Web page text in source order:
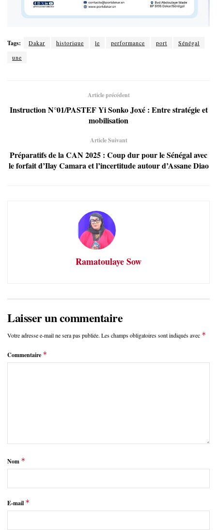
Tags: Dakar historique le performance port
Sénégal
une
Article précédent
Instruction N°01/PASTEF Yi Sonko Joxé : Entre stratégie et
mobilisation
Article Suivant
Préparatifs de la CAN 2025 : Coup dur pour le Sénégal avec
le forfait d’Ilay Camara et l’incertitude autour d’Assane Diao
Ramatoulaye Sow
Laisser un commentaire
Votre adresse e-mail ne sera pas publiée. Les champs obligatoires sont indiqués avec *
Commentaire *
Nom *
E-mail *